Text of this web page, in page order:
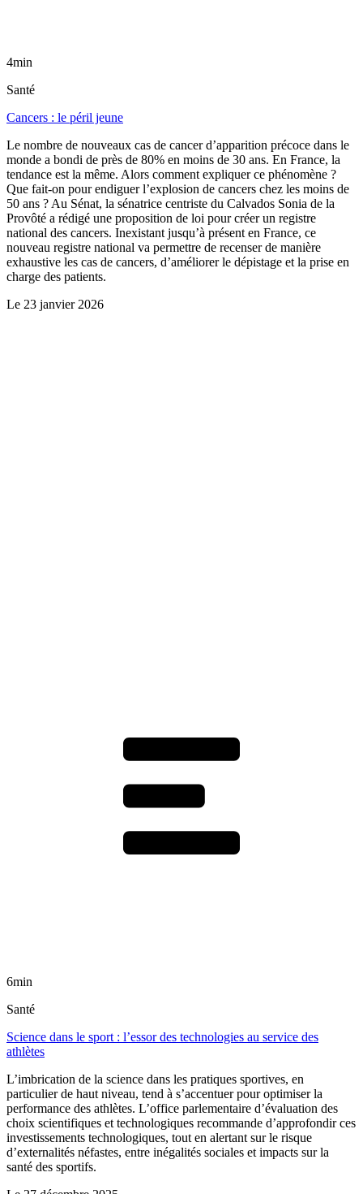
4min
Santé
Cancers : le péril jeune
Le nombre de nouveaux cas de cancer d’apparition précoce dans le
monde a bondi de près de 80% en moins de 30 ans. En France, la
tendance est la même. Alors comment expliquer ce phénomène ?
Que fait-on pour endiguer l’explosion de cancers chez les moins de
50 ans ? Au Sénat, la sénatrice centriste du Calvados Sonia de la
Provôté a rédigé une proposition de loi pour créer un registre
national des cancers. Inexistant jusqu’à présent en France, ce
nouveau registre national va permettre de recenser de manière
exhaustive les cas de cancers, d’améliorer le dépistage et la prise en
charge des patients.
Le 23 janvier 2026
6min
Santé
Science dans le sport : l’essor des technologies au service des
athlètes
L’imbrication de la science dans les pratiques sportives, en
particulier de haut niveau, tend à s’accentuer pour optimiser la
performance des athlètes. L’office parlementaire d’évaluation des
choix scientifiques et technologiques recommande d’approfondir ces
investissements technologiques, tout en alertant sur le risque
d’externalités néfastes, entre inégalités sociales et impacts sur la
santé des sportifs.